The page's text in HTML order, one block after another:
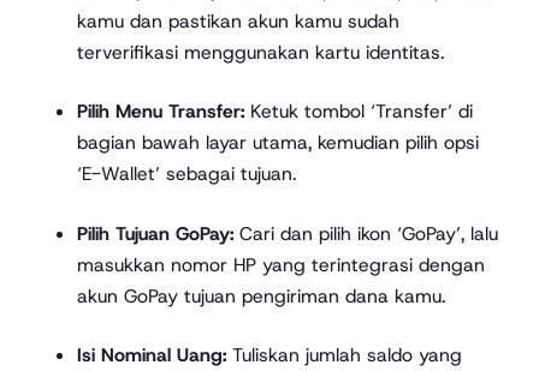
kamu dan pastikan akun kamu sudah
terverifikasi menggunakan kartu identitas.
Pilih Menu Transfer:Ketuk tombol ‘Transfer’ di
bagian bawah layar utama, kemudian pilih opsi
‘E-Wallet’ sebagai tujuan.
Pilih Tujuan GoPay:Cari dan pilih ikon ‘GoPay’, lalu
masukkan nomor HP yang terintegrasi dengan
akun GoPay tujuan pengiriman dana kamu.
Isi Nominal Uang:Tuliskan jumlah saldo yang